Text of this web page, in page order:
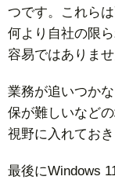
つです。これら
何より自社の限
容易ではありませ
業務が追いつか
保が難しいなど
視野に入れておき
最後にWindows